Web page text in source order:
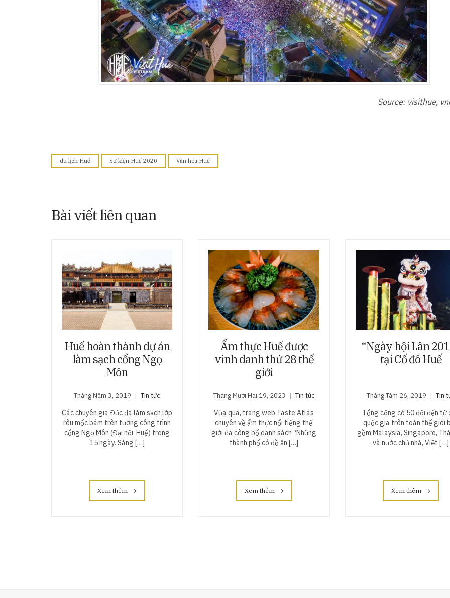
Source: visithue,
du lịch Huế Sự kiện Huế 2020 Văn hóa Huế
Bài viết liên quan
Huế hoàn thành dự án
làm sạch cổng Ngọ
Môn
Tháng Năm 3, 2019 Tin tức
Các chuyên gia Đức đã làm sạch lớp
rêu mốc bám trên tường công trình
cổng Ngọ Môn (Đại nội Huế) trong
15 ngày. Sáng […]
Xem thêm
Ẩm thực Huế được
vinh danh thứ 28 thế
giới
Tháng Mười Hai 19, 2023 Tin tức
Vừa qua, trang web Taste Atlas
chuyên về ẩm thực nổi tiếng thế
giới đã công bố danh sách “Những
thành phố có đồ ăn […]
Xem thêm
“Ngày hội Lân
tại Cố đô Huế
Tháng Tám 26, 2019 Tin
Tổng cộng có 50 đội đến từ
quốc gia trên toàn thế giới
gồm Malaysia, Singapore,
và nước chủ nhà, Việt […]
Xem thêm